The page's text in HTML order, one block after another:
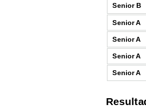
Senior B
Senior A
Senior A
Senior A
Senior A